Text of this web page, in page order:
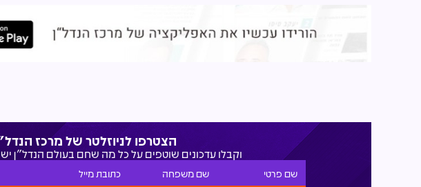
הצטרפו לניוזלטר של מרכז
וקבלו עדכונים שוטפים על כל מה שחם בעולם הנדל"ן